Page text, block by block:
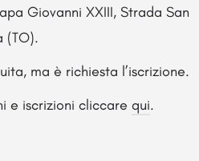
Giovanni XXIII, Strada San
(TO).
ma è richiesta l’iscrizione.
e iscrizioni cliccare qui.